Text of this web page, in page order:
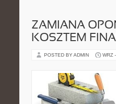
ZAMIANA
KOSZTEM
POSTED BY ADMIN WRZ